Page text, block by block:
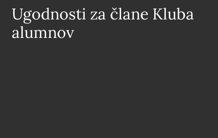
Ugodnosti za člane Kluba
alumnov